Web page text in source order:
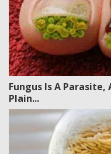
Fungus Is A Parasite,
Plain...